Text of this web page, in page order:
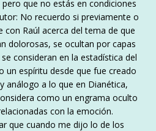
que no estás en condiciones
No recuerdo si previamente o
con Raúl acerca del tema de que
dolorosas, se ocultan por capas
consideran en la estadística del
un espíritu desde que fue creado
análogo a lo que en Dianética,
como un engrama oculto
con la emoción.
que cuando me dijo lo de los